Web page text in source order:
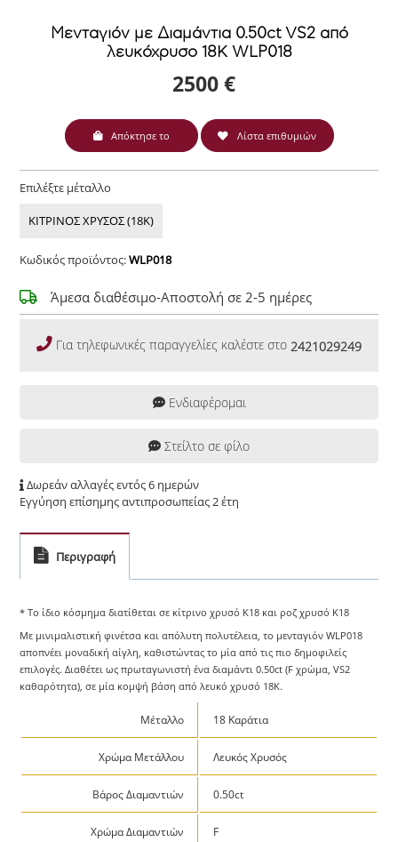
Μενταγιόν με Διαμάντια 0.50ct VS2 από
λευκόχρυσο 18Κ WLP018
2500 €
Απόκτησε το Λίστα επιθυμιών
Επιλέξτε μέταλλο
ΚΙΤΡΙΝΟΣ ΧΡΥΣΟΣ (18Κ)
Κωδικός προϊόντος:WLP018
Άμεσα διαθέσιμο-Αποστολή σε 2-5 ημέρες
Για τηλεφωνικές παραγγελίες καλέστε στο 2421029249
Ενδιαφέρομαι
Στείλτο σε φίλο
Δωρεάν αλλαγές εντός 6 ημερών
Εγγύηση επίσημης αντιπροσωπείας 2 έτη
Περιγραφή
* Το ίδιο κόσμημα διατίθεται σε κίτρινο χρυσό Κ18 και ροζ χρυσό Κ18
Με μινιμαλιστική φινέτσα και απόλυτη πολυτέλεια, το μενταγιόν WLP018
αποπνέει μοναδική αίγλη, καθιστώντας το μία από τις πιο δημοφιλείς
επιλογές. Διαθέτει ως πρωταγωνιστή ένα διαμάντι 0.50ct (F χρώμα, VS2
καθαρότητα), σε μία κομψή βάση από λευκό χρυσό 18K.
Μέταλλο 18 Καράτια
Χρώμα Μετάλλου Λευκός Χρυσός
Βάρος Διαμαντιών 0.50ct
Χρώμα Διαμαντιών F